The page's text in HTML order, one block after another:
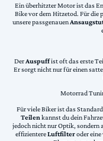
Ein überhitzter Motor ist das
Bike vor dem Hitzetod. Für die
unsere passgenauen
DerAuspuffist oft das erste
Er sorgt nicht nur für einen
Motorrad
Für viele Biker ist das
Teilen kannst du dein
jedoch nicht nur Optik, sondern
effizientereLuftfilteroder